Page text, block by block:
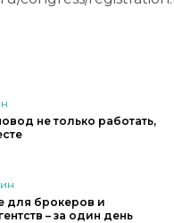
не только работать,
для брокеров и
– за один день